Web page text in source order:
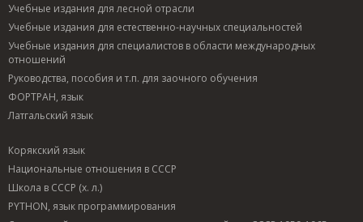
Учебные издания для лесной отрасли
Учебные издания для естественно-научных специальностей
Учебные издания для специалистов в области международных
отношений
Руководства, пособия и т.п. для заочного обучения
ФОРТРАН, язык
Латгальский язык
Корякский язык
Национальные отношения в СССР
Школа в СССР (х. л.)
PYTHON, язык программирования